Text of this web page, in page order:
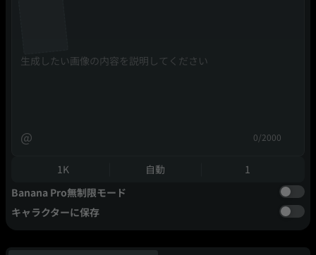
@ 0/2000
1K 自動
1
Banana Pro無制限モード
キャラクターに保存